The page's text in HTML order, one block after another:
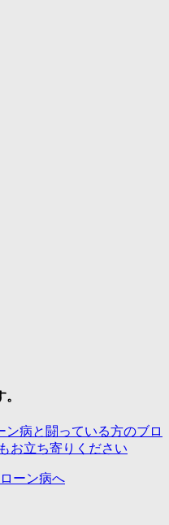
病と闘っている方のブロ
お立ち寄りください